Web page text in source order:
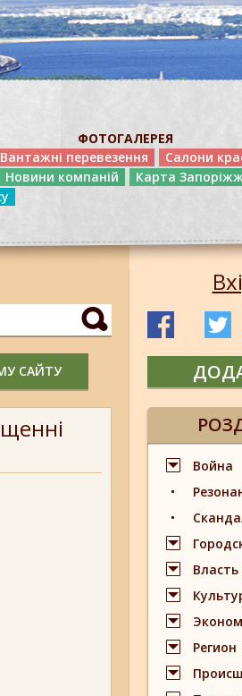
ФОТОГАЛЕРЕЯ
Вантажні перевезення Салони
Новини компаній
Карта
САЙТУ
Война
Власть
Регион